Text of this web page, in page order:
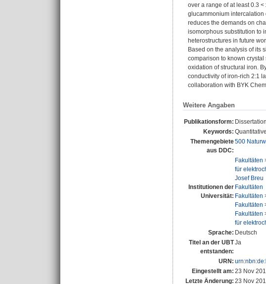
over a range of at least 0.3
glucammonium
reduces the demands on
isomorphous substitution to
heterostructures in future
Based on the analysis of its
comparison to known crystal
oxidation of structural iron.
conductivity of iron-rich 2:1
collaboration with BYK
Weitere Angaben
Publikationsform:
Keywords:
Themengebiete
aus DDC:
500
Institutionen der
Universität:
Fakultäten
für
Josef Breu
Fakultäten
Fakultäten
Fakultäten
Fakultäten
für
Sprache: Deutsch
Titel an der UBT
entstanden:
Ja
URN:
Eingestellt am: 23 Nov
Letzte Änderung: 23 Nov